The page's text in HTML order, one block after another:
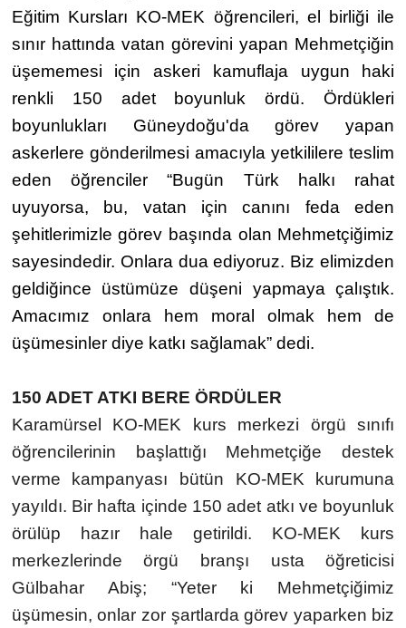
Eğitim Kursları KO-MEK öğrencileri, el birliği ile
sınır hattında vatan görevini yapan Mehmetçiğin
üşememesi için askeri kamuflaja uygun haki
renkli 150 adet boyunluk ördü. Ördükleri
boyunlukları Güneydoğu'da görev yapan
askerlere gönderilmesi amacıyla yetkililere teslim
eden öğrenciler “Bugün Türk halkı rahat
uyuyorsa, bu, vatan için canını feda eden
şehitlerimizle görev başında olan Mehmetçiğimiz
sayesindedir. Onlara dua ediyoruz. Biz elimizden
geldiğince üstümüze düşeni yapmaya çalıştık.
Amacımız onlara hem moral olmak hem de
üşümesinler diye katkı sağlamak” dedi.
150 ADET ATKI BERE ÖRDÜLER
Karamürsel KO-MEK kurs merkezi örgü sınıfı
öğrencilerinin başlattığı Mehmetçiğe destek
verme kampanyası bütün KO-MEK kurumuna
yayıldı. Bir hafta içinde 150 adet atkı ve boyunluk
örülüp hazır hale getirildi. KO-MEK kurs
merkezlerinde örgü branşı usta öğreticisi
Gülbahar Abiş; “Yeter ki Mehmetçiğimiz
üşümesin, onlar zor şartlarda görev yaparken biz